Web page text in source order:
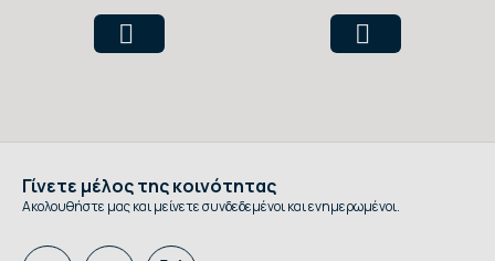
Γίνετε μέλος της κοινότητας
Ακολουθήστε μας και μείνετε συνδεδεμένοι και ενημερωμένοι.